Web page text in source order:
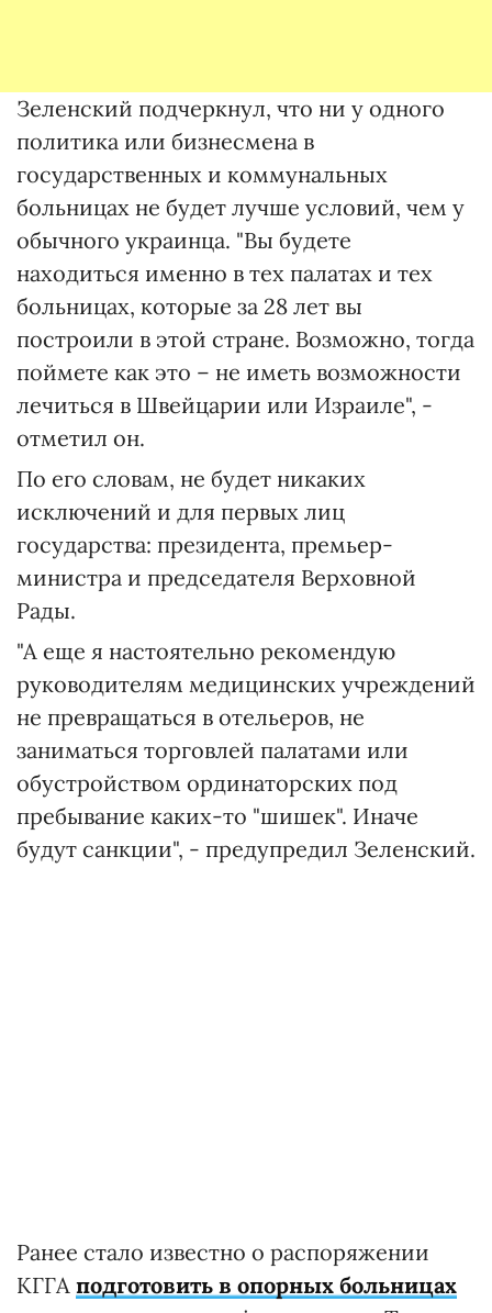
Зеленский подчеркнул, что ни у одного
политика или бизнесмена в
государственных и коммунальных
больницах не будет лучше условий, чем у
обычного украинца. "Вы будете
находиться именно в тех палатах и тех
больницах, которые за 28 лет вы
построили в этой стране. Возможно, тогда
поймете как это – не иметь возможности
лечиться в Швейцарии или Израиле", -
отметил он.
По его словам, не будет никаких
исключений и для первых лиц
государства: президента, премьер-
министра и председателя Верховной
Рады.
"А еще я настоятельно рекомендую
руководителям медицинских учреждений
не превращаться в отельеров, не
заниматься торговлей палатами или
обустройством ординаторских под
пребывание каких-то "шишек". Иначе
будут санкции", - предупредил Зеленский.
Ранее стало известно о распоряжении
КГГА подготовить в опорных больницах